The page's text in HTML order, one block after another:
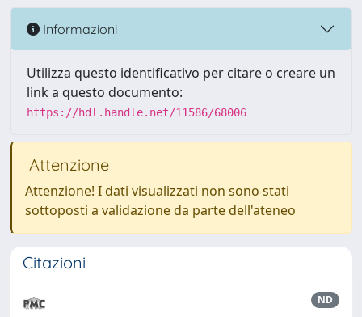
Informazioni
Utilizza questo identificativo per citare o creare un
link a questo documento:
https://hdl.handle.net/11586/68006
Attenzione
Attenzione! I dati visualizzati non sono stati
sottoposti a validazione da parte dell'ateneo
Citazioni
ND